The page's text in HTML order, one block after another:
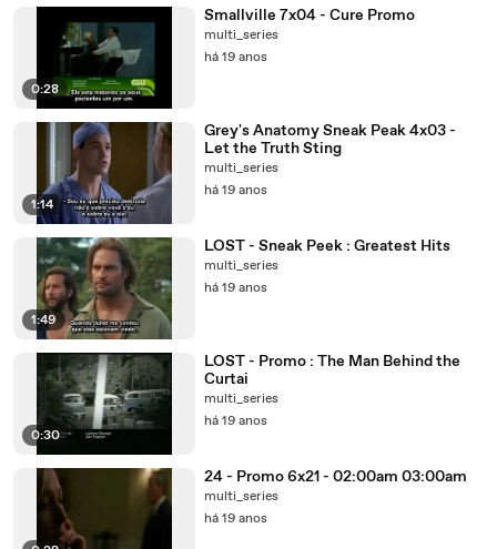
0:28
Smallville 7x04 - Cure Promo
multi_series
há 19 anos
1:14
Grey's Anatomy Sneak Peak 4x03 -
Let the Truth Sting
multi_series
há 19 anos
1:49
LOST - Sneak Peek : Greatest Hits
multi_series
há 19 anos
0:30
LOST - Promo : The Man Behind the
Curtai
multi_series
há 19 anos
24 - Promo 6x21 - 02:00am 03:00am
multi_series
há 19 anos